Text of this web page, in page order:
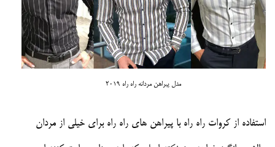
مدل پیراهن مردانه راه راه 2019
استفاده از کروات راه راه با پیراهن های راه راه برای خیلی از مردان